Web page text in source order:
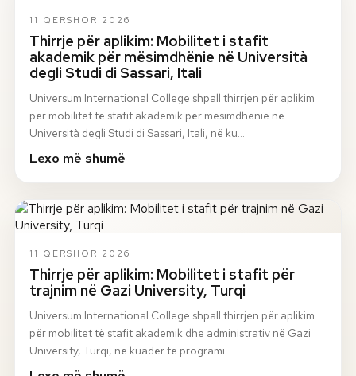
11 QERSHOR 2026
Thirrje për aplikim: Mobilitet i stafit
akademik për mësimdhënie në Università
degli Studi di Sassari, Itali
Universum International College shpall thirrjen për aplikim
për mobilitet të stafit akademik për mësimdhënie në
Università degli Studi di Sassari, Itali, në ku…
Lexo më shumë
11 QERSHOR 2026
Thirrje për aplikim: Mobilitet i stafit për
trajnim në Gazi University, Turqi
Universum International College shpall thirrjen për aplikim
për mobilitet të stafit akademik dhe administrativ në Gazi
University, Turqi, në kuadër të programi…